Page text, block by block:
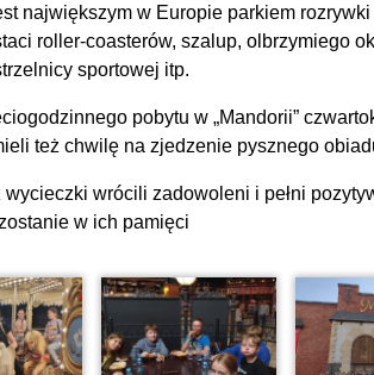
największym w Europie parkiem
roller-coasterów, szalup, olbrzymiego
sportowej itp.
pobytu w „Mandorii”
też chwilę na zjedzenie pysznego
wrócili zadowoleni i pełni
w ich pamięci